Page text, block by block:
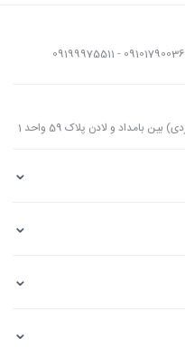
بامداد و لادن پلاک 59 واحد 1
⌄
⌄
⌄
⌄